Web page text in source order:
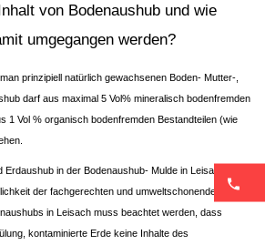
von Bodenaushub und wie
umgegangen werden?
prinzipiell natürlich gewachsenen Boden- Mutter-,
darf aus maximal 5 Vol% mineralisch bodenfremden
1 Vol % organisch bodenfremden Bestandteilen (wie
in der Bodenaushub- Mulde in Leisach
der fachgerechten und umweltschonenden
in Leisach muss beachtet werden, dass
kontaminierte Erde keine Inhalte des